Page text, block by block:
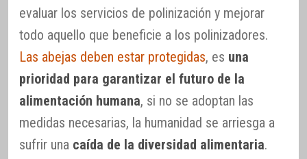
evaluar los servicios de polinización y mejorar
todo aquello que beneficie a los polinizadores.
Las abejas deben estar protegidas, es una
prioridad para garantizar el futuro de la
alimentación humana, si no se adoptan las
medidas necesarias, la humanidad se arriesga a
sufrir una caída de la diversidad alimentaria.